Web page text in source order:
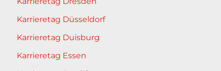
Karrieretag Düsseldorf
Karrieretag Duisburg
Karrieretag Essen